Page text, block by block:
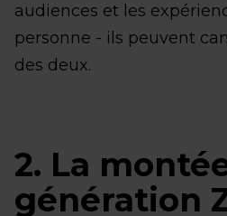
audiences et les
personne - ils peuvent
des deux.
2. La
génération